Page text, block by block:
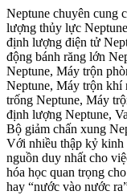
Neptune chuyên cung
lượng thủy lực
định lượng điện tử
động bánh răng lớn
Neptune, Máy trộn
Neptune, Máy trộn khí
trống Neptune, Máy
định lượng Neptune,
Bộ giảm chấn xung
Với nhiều thập kỷ kinh
nguồn duy nhất cho
hóa học quan trọng
hay “nước vào nước